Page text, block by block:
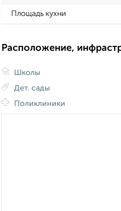
Площадь кухни
Расположение,
Школы
Дет. сады
Поликлиники